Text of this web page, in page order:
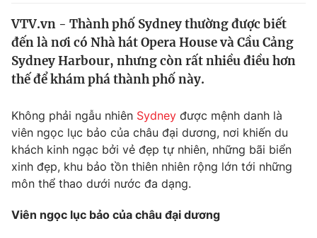
Thế giới
Tin tức
Thế giới đó đây
Câu chuyện quốc tế
Tài chính
Thị trường
Góc doanh nghiệp
Dữ liệu và đời sống
Truyền hình
Phim VTV
Giải trí
VTV.vn - Thành phố Sydney thường được biết
đến là nơi có Nhà hát Opera House và Cầu Cảng
Sydney Harbour, nhưng còn rất nhiều điều hơn
thế để khám phá thành phố này.
Không phải ngẫu nhiên Sydney được mệnh danh là
viên ngọc lục bảo của châu đại dương, nơi khiến du
khách kinh ngạc bởi vẻ đẹp tự nhiên, những bãi biển
xinh đẹp, khu bảo tồn thiên nhiên rộng lớn tới những
môn thể thao dưới nước đa dạng.
Viên ngọc lục bảo của châu đại dương